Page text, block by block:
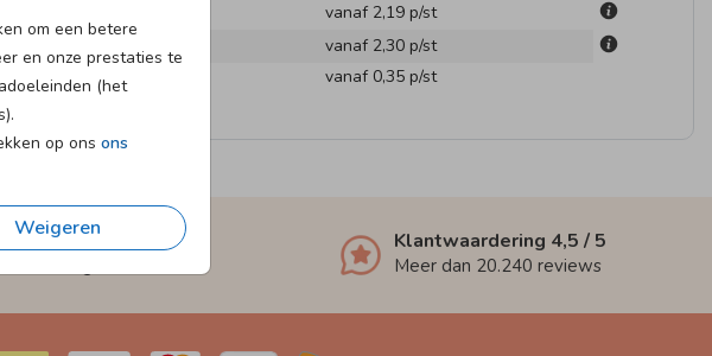
om een betere
en onze prestaties te
(het
op ons ons
Weigeren
vanaf 2,19 p/st
vanaf 2,30 p/st
Enveloppen
vanaf 0,35 p/st
1-2 werkdagen Klantwaardering 4,5 / 5
Meer dan 20.240 reviews